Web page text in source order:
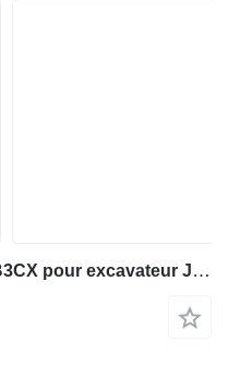
Attache rapide KTS QHM-JCB3CX pour excavateur JCB 8060 8080 3CX 4CX